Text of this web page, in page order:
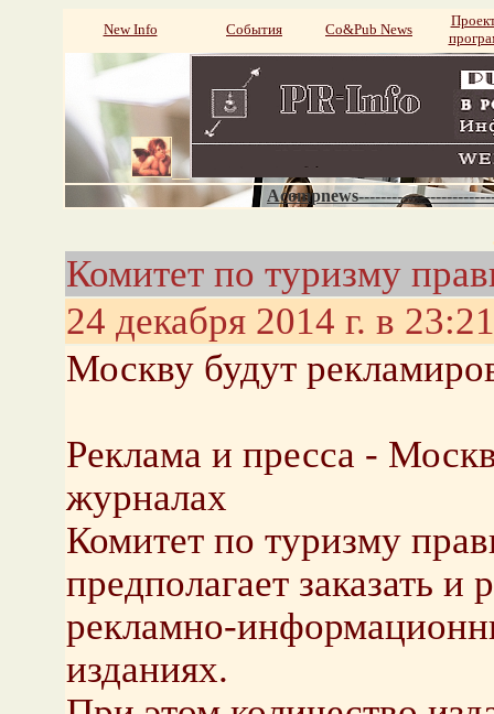
New Info События Со&Pub News
Комитет по туризму
24 декабря 2014 г. в 23:21
Москву будут
Реклама и пресса -
журналах
Комитет по туризму
предполагает заказать и
рекламно-
изданиях.